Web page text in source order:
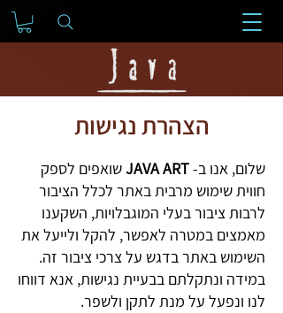
הצהרת נגישות
שלום, אנו ב-JAVA ARTשואפים לספק
חווית שימוש מרבית באתר לכלל הציבור
לרבות ציבור בעלי המוגבלויות, השקענו
מאמצים במטרה לאפשר, להקל ולייעל את
השימוש באתר בדגש על צרכי ציבור זה.
במידה ונתקלתם בבעיית נגישות, אנא דווחו
לנו ונפעל על מנת לתקן ולשפר.